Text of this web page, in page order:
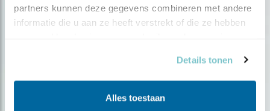
partners kunnen deze gegevens combineren met andere
informatie die u aan ze heeft verstrekt of die ze hebben
Details tonen
Alles toestaan